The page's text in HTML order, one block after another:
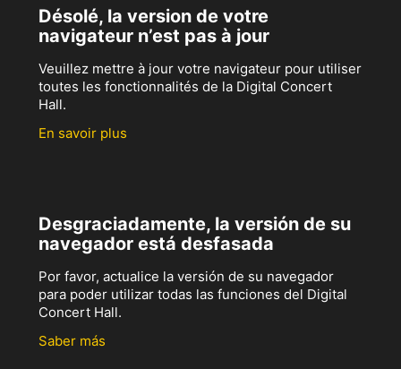
Désolé, la version de votre
navigateur n’est pas à jour
Veuillez mettre à jour votre navigateur pour utiliser
toutes les fonctionnalités de la Digital Concert
Hall.
En savoir plus
Desgraciadamente, la versión de su
navegador está desfasada
Por favor, actualice la versión de su navegador
para poder utilizar todas las funciones del Digital
Concert Hall.
Saber más